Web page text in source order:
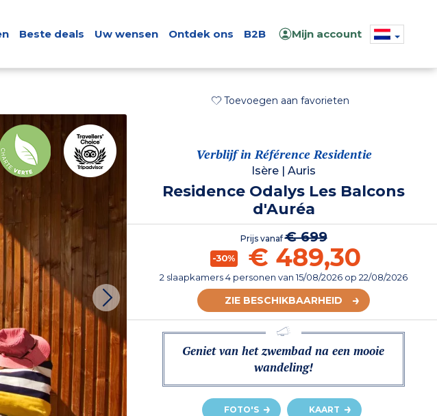
Beste deals Uw wensen Ontdek ons B2B Mijn account
Toevoegen aan favorieten
Verblijf in Référence Residentie
Isère Auris
Residence Odalys Les Balcons
d'Auréa
Prijs vanaf€ 699
-30% € 489,30
2 slaapkamers 4 personen van15/08/2026 op 22/08/2026
ZIE BESCHIKBAARHEID
Geniet van het zwembad na een mooie
wandeling!
FOTO'S KAART